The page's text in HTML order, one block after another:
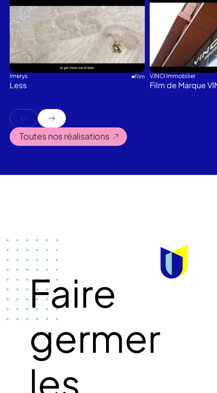
Imerys Film
Less
VINCI Immobilier
Film de Marque
Toutes nos réalisations
Faire
germer
les